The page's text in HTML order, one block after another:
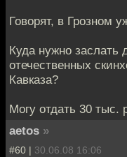
Говорят, в Грозном
Куда нужно заслать
отечественных
Кавказа?
Могу отдать 30 тыс.
aetos »
#60 | 30.06.08 16:06